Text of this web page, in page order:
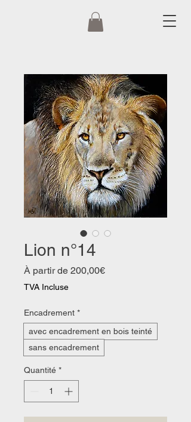
Lion n°14
À partir de 200,00€Prix
TVA Incluse
Encadrement *
avec encadrement en bois teinté
sans encadrement
Quantité *